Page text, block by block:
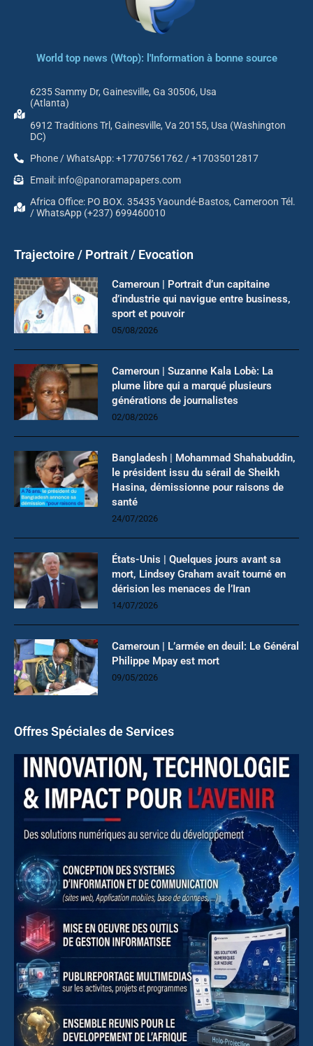
World top news (Wtop): l'Information à bonne source
6235 Sammy Dr, Gainesville, Ga 30506, Usa
(Atlanta)
6912 Traditions Trl, Gainesville, Va 20155, Usa (Washington
DC)
Phone / WhatsApp: +17707561762 / +17035012817
Email: info@panoramapapers.com
Africa Office: PO BOX. 35435 Yaoundé-Bastos, Cameroon Tél.
/ WhatsApp (+237) 699460010
Trajectoire / Portrait / Evocation
Cameroun | Portrait d’un capitaine
d’industrie qui navigue entre business,
sport et pouvoir
05/08/2026
Cameroun | Suzanne Kala Lobè: La
plume libre qui a marqué plusieurs
générations de journalistes
02/08/2026
Bangladesh | Mohammad Shahabuddin,
le président issu du sérail de Sheikh
Hasina, démissionne pour raisons de
santé
24/07/2026
États-Unis | Quelques jours avant sa
mort, Lindsey Graham avait tourné en
dérision les menaces de l’Iran
14/07/2026
Cameroun | L’armée en deuil: Le Général
Philippe Mpay est mort
09/05/2026
Offres Spéciales de Services